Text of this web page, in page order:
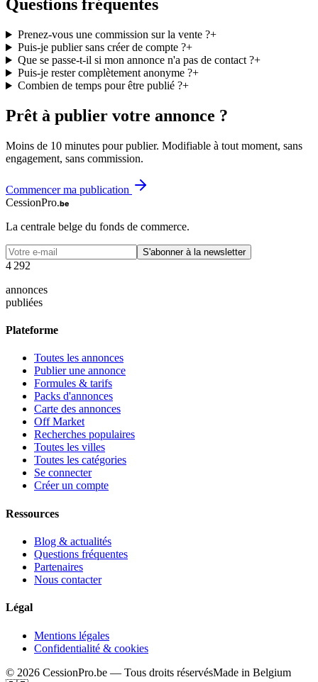
Questions fréquentes
Prenez-vous une commission sur la vente ?+
Puis-je publier sans créer de compte ?+
Que se passe-t-il si mon annonce n'a pas de contact ?+
Puis-je rester complètement anonyme ?+
Combien de temps pour être publié ?+
Prêt à publier votre annonce ?
Moins de 10 minutes pour publier. Modifiable à tout moment, sans
engagement, sans commission.
Commencer ma publication
CessionPro.be
La centrale belge du fonds de commerce.
S'abonner à la newsletter
4 292
annonces
publiées
Plateforme
Toutes les annonces
Publier une annonce
Formules & tarifs
Packs d'annonces
Carte des annonces
Off Market
Recherches populaires
Toutes les villes
Toutes les catégories
Se connecter
Créer un compte
Ressources
Blog & actualités
Questions fréquentes
Partenaires
Nous contacter
Légal
Mentions légales
Confidentialité & cookies
© 2026 CessionPro.be — Tous droits réservésMade in Belgium